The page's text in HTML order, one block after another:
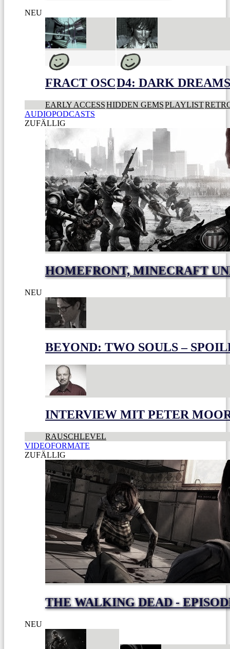
NEU
FRACT OSCD4: DARK
EARLY ACCESSHIDDEN GEMSPLAYLIST
AUDIOPODCASTS
ZUFÄLLIG
HOMEFRONT, MINECRAFT
NEU
BEYOND: TWO SOULS –
INTERVIEW MIT PETER
RAUSCHLEVEL
VIDEOFORMATE
ZUFÄLLIG
THE WALKING DEAD -
NEU